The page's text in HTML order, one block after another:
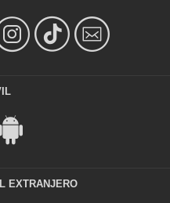
EXTRANJERO